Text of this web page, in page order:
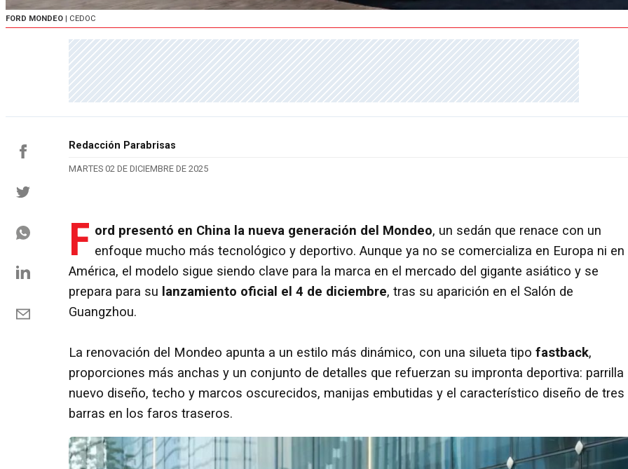
FORD MONDEO | CEDOC
Redacción Parabrisas
MARTES 02 DE DICIEMBRE DE 2025
F ord presentó en China la nueva generación del Mondeo, un sedán que renace con un
enfoque mucho más tecnológico y deportivo. Aunque ya no se comercializa en Europa ni en
América, el modelo sigue siendo clave para la marca en el mercado del gigante asiático y se
prepara para su lanzamiento oficial el 4 de diciembre, tras su aparición en el Salón de
Guangzhou.
La renovación del Mondeo apunta a un estilo más dinámico, con una silueta tipo fastback,
proporciones más anchas y un conjunto de detalles que refuerzan su impronta deportiva: parrilla
nuevo diseño, techo y marcos oscurecidos, manijas embutidas y el característico diseño de tres
barras en los faros traseros.